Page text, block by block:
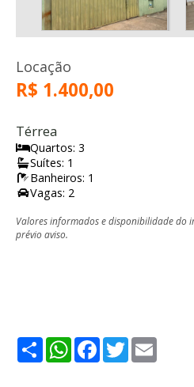
Locação
R$ 1.400,00
Térrea
Quartos: 3
Suítes: 1
Banheiros: 1
Vagas: 2
Valores informados e disponibilidade do
prévio aviso.
ShareWhatsApp
Facebook
Twitter